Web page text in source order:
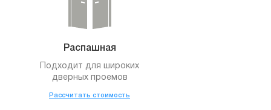
Распашная
Подходит для широких
дверных проемов
Рассчитать стоимость